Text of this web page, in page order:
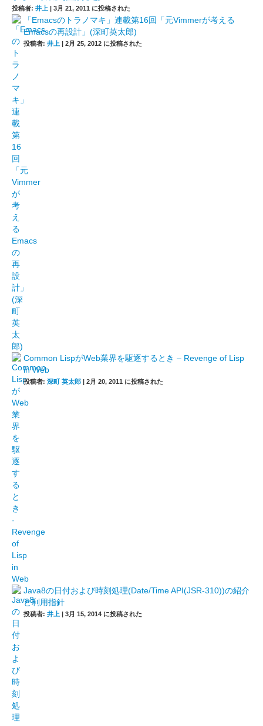
投稿者: 井上 | 3月 21, 2011 に投稿された
「Emacsのトラノマキ」連載第16回「元Vimmerが考える
Emacsの再設計」(深町英太郎)
投稿者: 井上 | 2月 25, 2012 に投稿された
Common LispがWeb業界を駆逐するとき – Revenge of Lisp
in Web
投稿者: 深町 英太郎 | 2月 20, 2011 に投稿された
Java8の日付および時刻処理(Date/Time API(JSR-310))の紹介
と利用指針
投稿者: 井上 | 3月 15, 2014 に投稿された